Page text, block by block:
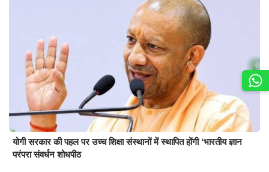
योगी सरकार की पहल पर उच्च शिक्षा संस्थानों में स्थापित होंगी ‘भारतीय ज्ञान
परंपरा संवर्धन शोधपीठ